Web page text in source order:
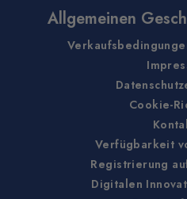
Allgemeinen
Cookie-
Verfügbarkeit
Registrierung
Digitalen